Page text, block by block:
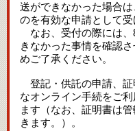
送ができなかった場合
のを有効な申請として受
なお、受付の際には、
きなかった事情を確認
めご了承ください。
登記・供託の申請、証
なオンライン手続をご
ます（なお、証明書は
きます。）。